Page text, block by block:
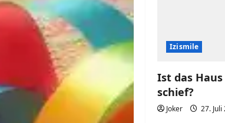
Izismile
Ist das
schief?
Joker 27. Juli